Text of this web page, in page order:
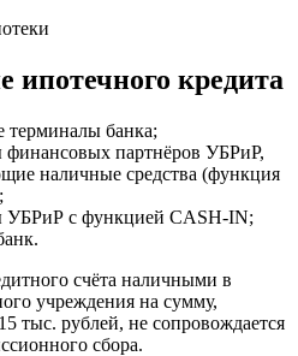
ипотечного кредита
терминалы банка;
финансовых партнёров УБРиР,
наличные средства (функция
УБРиР с функцией CASH-IN;
счёта наличными в
учреждения на сумму,
тыс. рублей, не сопровождается
сбора.